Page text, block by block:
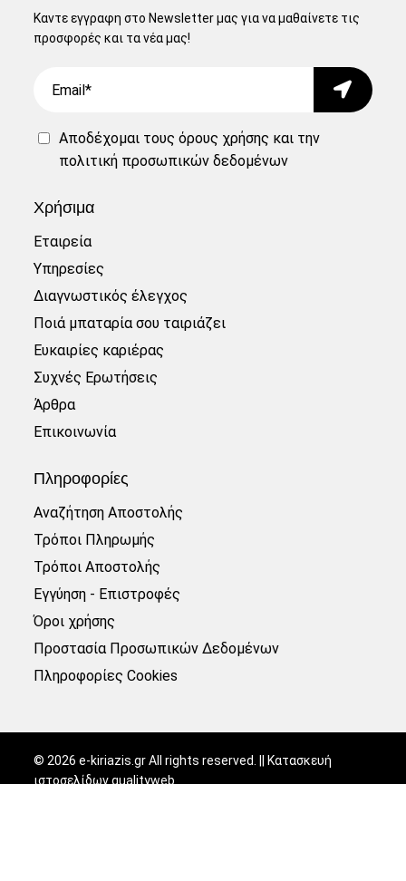
Καντε εγγραφη στο Newsletter μας για να μαθαίνετε τις
προσφορές και τα νέα μας!
Submit
Αποδέχομαι τουςόρους χρήσης και την
πολιτική προσωπικών δεδομένων
Χρήσιμα
Εταιρεία
Υπηρεσίες
Διαγνωστικός έλεγχος
Ποιά μπαταρία σου ταιριάζει
Ευκαιρίες καριέρας
Συχνές Ερωτήσεις
Άρθρα
Επικοινωνία
Πληροφορίες
Αναζήτηση Αποστολής
Τρόποι Πληρωμής
Τρόποι Αποστολής
Εγγύηση - Επιστροφές
Όροι χρήσης
Προστασία Προσωπικών Δεδομένων
Πληροφορίες Cookies
©2026 e-kiriazis.gr All rights reserved. || Κατασκευή
ιστοσελίδωνqualityweb.